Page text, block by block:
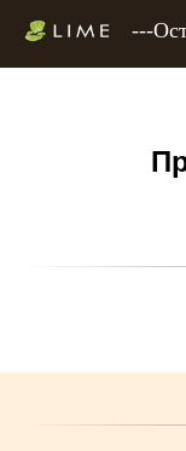
---